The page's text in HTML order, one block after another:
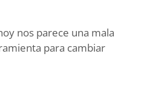
nos parece una mala
para cambiar